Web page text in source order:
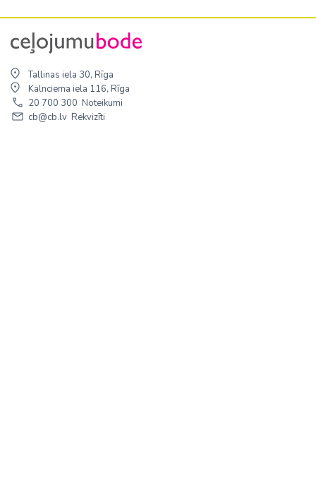
Tallinas iela 30, Rīga
Kalnciema iela 116, Rīga
20 700 300 Noteikumi
cb@cb.lv Rekvizīti